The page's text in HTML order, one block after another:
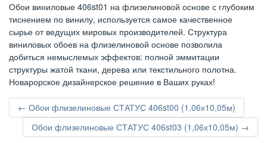
Обои виниловые 406st01 на флизелиновой основе с глубоким
тиснением по винилу, используется самое качественное
сырье от ведущих мировых производителей. Структура
виниловых обоев на флизелиновой основе позволила
добиться немыслемых эффектов: полной эммитации
структуры жатой ткани, дерева или текстильного полотна.
Новарорское дизайнерское решение в Ваших руках!
← Обои флизелиновые СТАТУС 406st00 (1,06х10,05м)
Обои флизелиновые СТАТУС 406st03 (1,06х10,05м) →